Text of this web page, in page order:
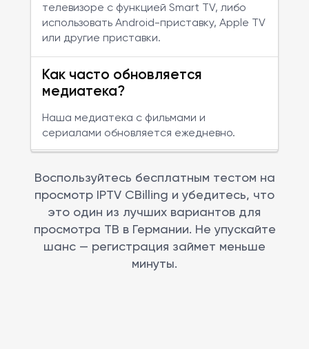
телевизоре с функцией Smart TV, либо
использовать Android-приставку, Apple TV
или другие приставки.
Как часто обновляется
медиатека?
Наша медиатека с фильмами и
сериалами обновляется ежедневно.
Воспользуйтесь бесплатным тестом на
просмотр IPTV CBilling и убедитесь, что
это один из лучших вариантов для
просмотра ТВ в Германии. Не упускайте
шанс — регистрация займет меньше
минуты.